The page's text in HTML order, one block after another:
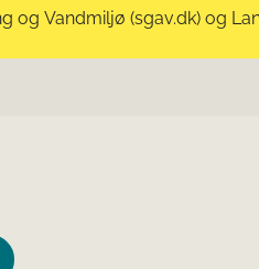
Vandmiljø (sgav.dk) og